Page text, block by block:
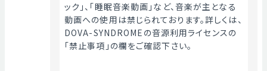
ック」、「睡眠音楽動画」など、音楽が主となる
動画への使用は禁じられております。詳しくは、
DOVA-SYNDROMEの音源利用ライセンスの
「禁止事項」の欄をご確認下さい。